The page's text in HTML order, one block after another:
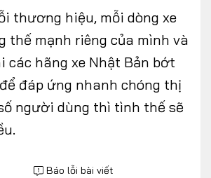
thương hiệu, mỗi dòng xe
thế mạnh riêng của mình và
các hãng xe Nhật Bản bớt
đáp ứng nhanh chóng thị
người dùng thì tình thế sẽ
Báo lỗi bài viết